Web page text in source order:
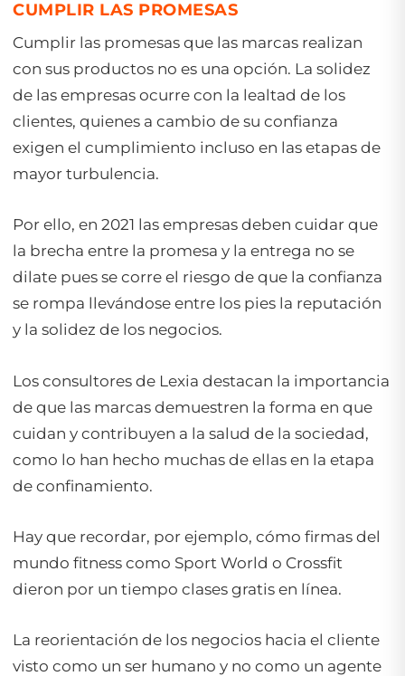
CUMPLIR LAS PROMESAS
Cumplir las promesas que las marcas realizan
con sus productos no es una opción. La solidez
de las empresas ocurre con la lealtad de los
clientes, quienes a cambio de su confianza
exigen el cumplimiento incluso en las etapas de
mayor turbulencia.
Por ello, en 2021 las empresas deben cuidar que
la brecha entre la promesa y la entrega no se
dilate pues se corre el riesgo de que la confianza
se rompa llevándose entre los pies la reputación
y la solidez de los negocios.
Los consultores de Lexia destacan la importancia
de que las marcas demuestren la forma en que
cuidan y contribuyen a la salud de la sociedad,
como lo han hecho muchas de ellas en la etapa
de confinamiento.
Hay que recordar, por ejemplo, cómo firmas del
mundo fitness como Sport World o Crossfit
dieron por un tiempo clases gratis en línea.
La reorientación de los negocios hacia el cliente
visto como un ser humano y no como un agente